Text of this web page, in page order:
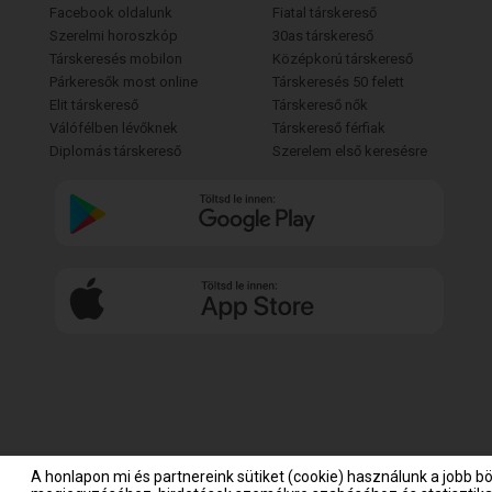
Facebook oldalunk
Szerelmi horoszkóp
Társkeresés mobilon
Párkeresők most online
Elit társkereső
Válófélben lévőknek
Diplomás társkereső
Fiatal társkereső
30as társkereső
Középkorú társkereső
Társkeresés 50 felett
Társkereső nők
Társkereső férfiak
Szerelem első keresésre
A honlapon mi és partnereink sütiket (cookie) használunk a jobb